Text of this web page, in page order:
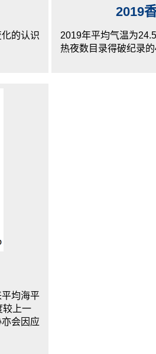
的认识
2019
2019年平均气温为
热夜数目录得破纪录
均海平
较上一
会因应